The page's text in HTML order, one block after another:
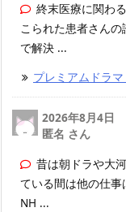
終末医療に関わ
こられた患者さん
で解決 ...
プレミアムドラ
2026年8月4日
匿名 さん
昔は朝ドラや大
ている間は他の仕
NH ...